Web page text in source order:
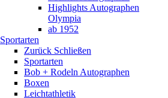
Highlights Autographen
Olympia
ab 1952
Sportarten
Zurück Schließen
Sportarten
Bob + Rodeln Autographen
Boxen
Leichtathletik